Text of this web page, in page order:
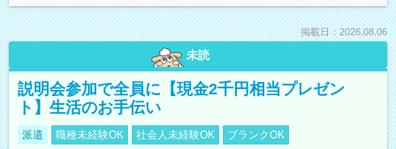
掲載日：2026.08.06
未読
説明会参加で全員に【現金2千円相当プレゼン
ト】生活のお手伝い
派遣 職種未経験OK 社会人未経験OK
ブランクOK